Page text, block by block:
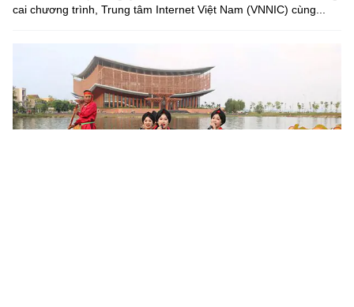
cai chương trình, Trung tâm Internet Việt Nam (VNNIC) cùng...